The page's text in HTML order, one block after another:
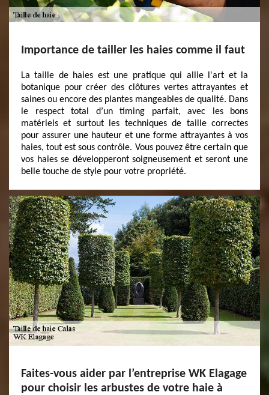
Importance de tailler les haies comme il faut
La taille de haies est une pratique qui allie l'art et la
botanique pour créer des clôtures vertes attrayantes et
saines ou encore des plantes mangeables de qualité. Dans
le respect total d’un timing parfait, avec les bons
matériels et surtout les techniques de taille correctes
pour assurer une hauteur et une forme attrayantes à vos
haies, tout est sous contrôle. Vous pouvez être certain que
vos haies se développeront soigneusement et seront une
belle touche de style pour votre propriété.
Faites-vous aider par l’entreprise WK Elagage
pour choisir les arbustes de votre haie à